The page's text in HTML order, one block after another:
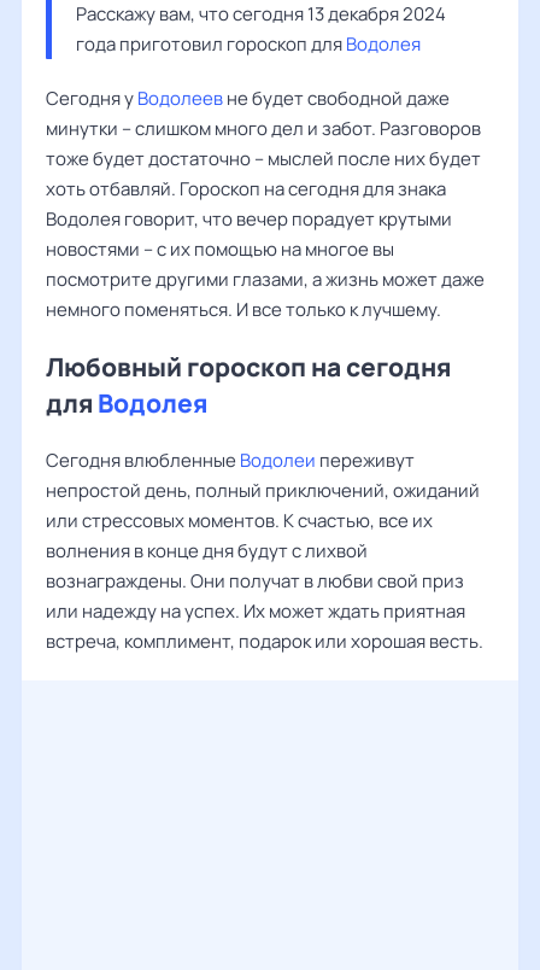
Расскажу вам, что сегодня 13 декабря 2024
года приготовил гороскоп для Водолея
Сегодня уВодолеевне будет свободной даже
минутки – слишком много дел и забот. Разговоров
тоже будет достаточно – мыслей после них будет
хоть отбавляй. Гороскоп на сегодня для знака
Водолея говорит, что вечер порадует крутыми
новостями – с их помощью на многое вы
посмотрите другими глазами, а жизнь может даже
немного поменяться. И все только к лучшему.
Любовный гороскоп на сегодня
для Водолея
Сегодня влюбленные Водолеи переживут
непростой день, полный приключений, ожиданий
или стрессовых моментов. К счастью, все их
волнения в конце дня будут с лихвой
вознаграждены. Они получат в любви свой приз
или надежду на успех. Их может ждать приятная
встреча, комплимент, подарок или хорошая весть.